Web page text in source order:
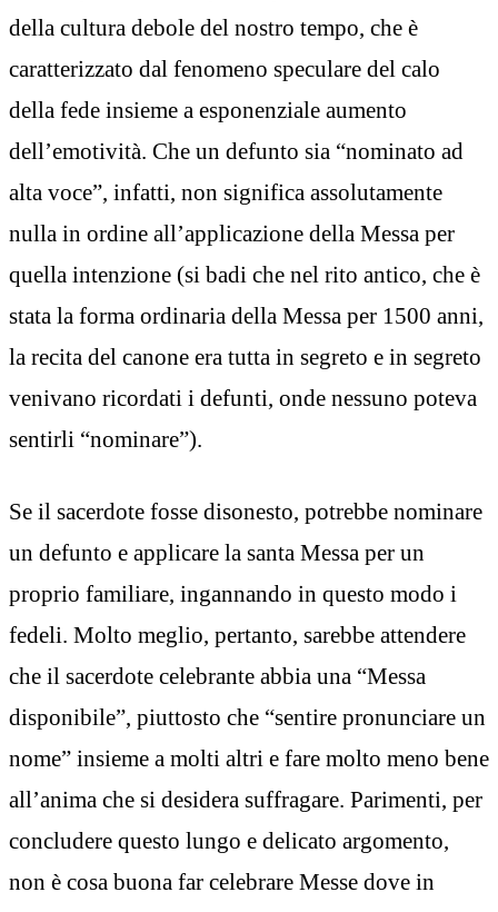
della cultura debole del nostro tempo, che è
caratterizzato dal fenomeno speculare del calo
della fede insieme a esponenziale aumento
dell’emotività. Che un defunto sia “nominato ad
alta voce”, infatti, non significa assolutamente
nulla in ordine all’applicazione della Messa per
quella intenzione (si badi che nel rito antico, che è
stata la forma ordinaria della Messa per 1500 anni,
la recita del canone era tutta in segreto e in segreto
venivano ricordati i defunti, onde nessuno poteva
sentirli “nominare”).
Se il sacerdote fosse disonesto, potrebbe nominare
un defunto e applicare la santa Messa per un
proprio familiare, ingannando in questo modo i
fedeli. Molto meglio, pertanto, sarebbe attendere
che il sacerdote celebrante abbia una “Messa
disponibile”, piuttosto che “sentire pronunciare un
nome” insieme a molti altri e fare molto meno bene
all’anima che si desidera suffragare. Parimenti, per
concludere questo lungo e delicato argomento,
non è cosa buona far celebrare Messe dove in